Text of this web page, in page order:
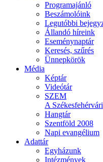
Programajánló
Beszámolóink
Legutóbbi
Állandó híreink
Eseménynaptár
Keresés, szűrés
Ünnepkörök
Média
Képtár
Videótár
SZEM
A
Hangtár
Szentföld 2008
Napi evangélium
Adattár
Egyházunk
Intézmények